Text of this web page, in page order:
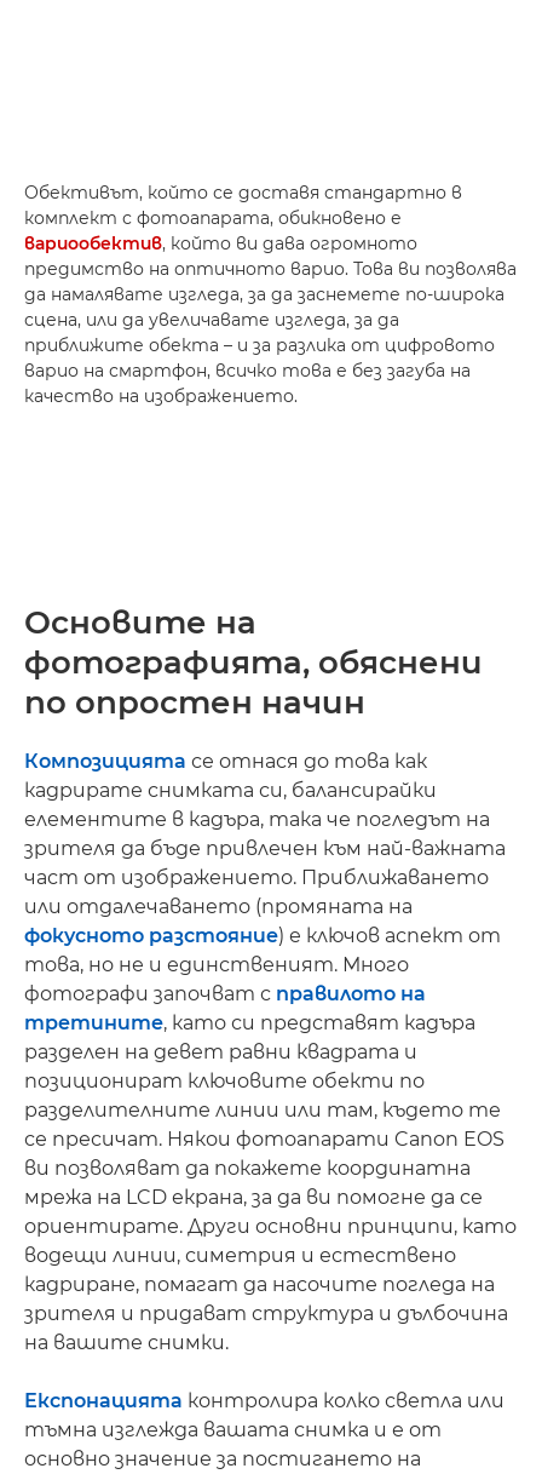
Обективът, който се доставя стандартно в
комплект с фотоапарата, обикновено е
вариообектив, който ви дава огромното
предимство на оптичното варио. Това ви позволява
да намалявате изгледа, за да заснемете по-широка
сцена, или да увеличавате изгледа, за да
приближите обекта – и за разлика от цифровото
варио на смартфон, всичко това е без загуба на
качество на изображението.
Основите на
фотографията, обяснени
по опростен начин
Композицията се отнася до това как
кадрирате снимката си, балансирайки
елементите в кадъра, така че погледът на
зрителя да бъде привлечен към най-важната
част от изображението. Приближаването
или отдалечаването (промяната на
фокусното разстояние) е ключов аспект от
това, но не и единственият. Много
фотографи започват с правилото на
третините, като си представят кадъра
разделен на девет равни квадрата и
позиционират ключовите обекти по
разделителните линии или там, където те
се пресичат. Някои фотоапарати Canon EOS
ви позволяват да покажете координатна
мрежа на LCD екрана, за да ви помогне да се
ориентирате. Други основни принципи, като
водещи линии, симетрия и естествено
кадриране, помагат да насочите погледа на
зрителя и придават структура и дълбочина
на вашите снимки.
Експонацията контролира колко светла или
тъмна изглежда вашата снимка и е от
основно значение за постигането на